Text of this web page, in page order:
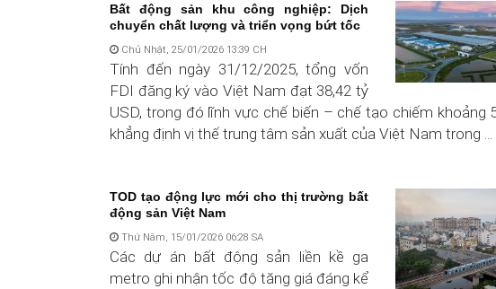
Bất động sản khu công nghiệp: Dịch
chuyển chất lượng và triển vọng bứt tốc
Chủ Nhật, 25/01/2026 13:39 CH
Tính đến ngày 31/12/2025, tổng vốn
FDI đăng ký vào Việt Nam đạt 38,42 tỷ
USD, trong đó lĩnh vực chế biến – chế tạo chiếm khoảng
khẳng định vị thế trung tâm sản xuất của Việt Nam trong ...
TOD tạo động lực mới cho thị trường bất
động sản Việt Nam
Thứ Năm, 15/01/2026 06:28 SA
Các dự án bất động sản liền kề ga
metro ghi nhận tốc độ tăng giá đáng kể